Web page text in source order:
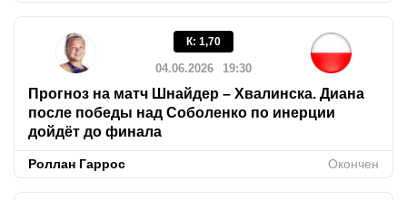
К: 1,70
04.06.2026 19:30
Прогноз на матч Шнайдер – Хвалинска. Диана
после победы над Соболенко по инерции
дойдёт до финала
Роллан Гаррос Окончен